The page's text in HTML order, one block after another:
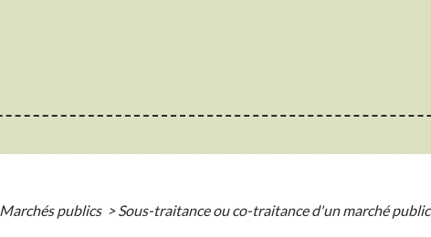
Marchés publics > Sous-traitance ou co-traitance d'un marché public